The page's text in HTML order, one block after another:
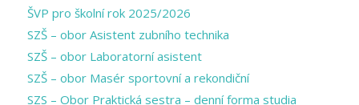
ŠVP pro školní rok 2025/2026
SZŠ – obor Asistent zubního technika
SZŠ – obor Laboratorní asistent
SZŠ – obor Masér sportovní a rekondiční
SZS – Obor Praktická sestra – denní forma studia